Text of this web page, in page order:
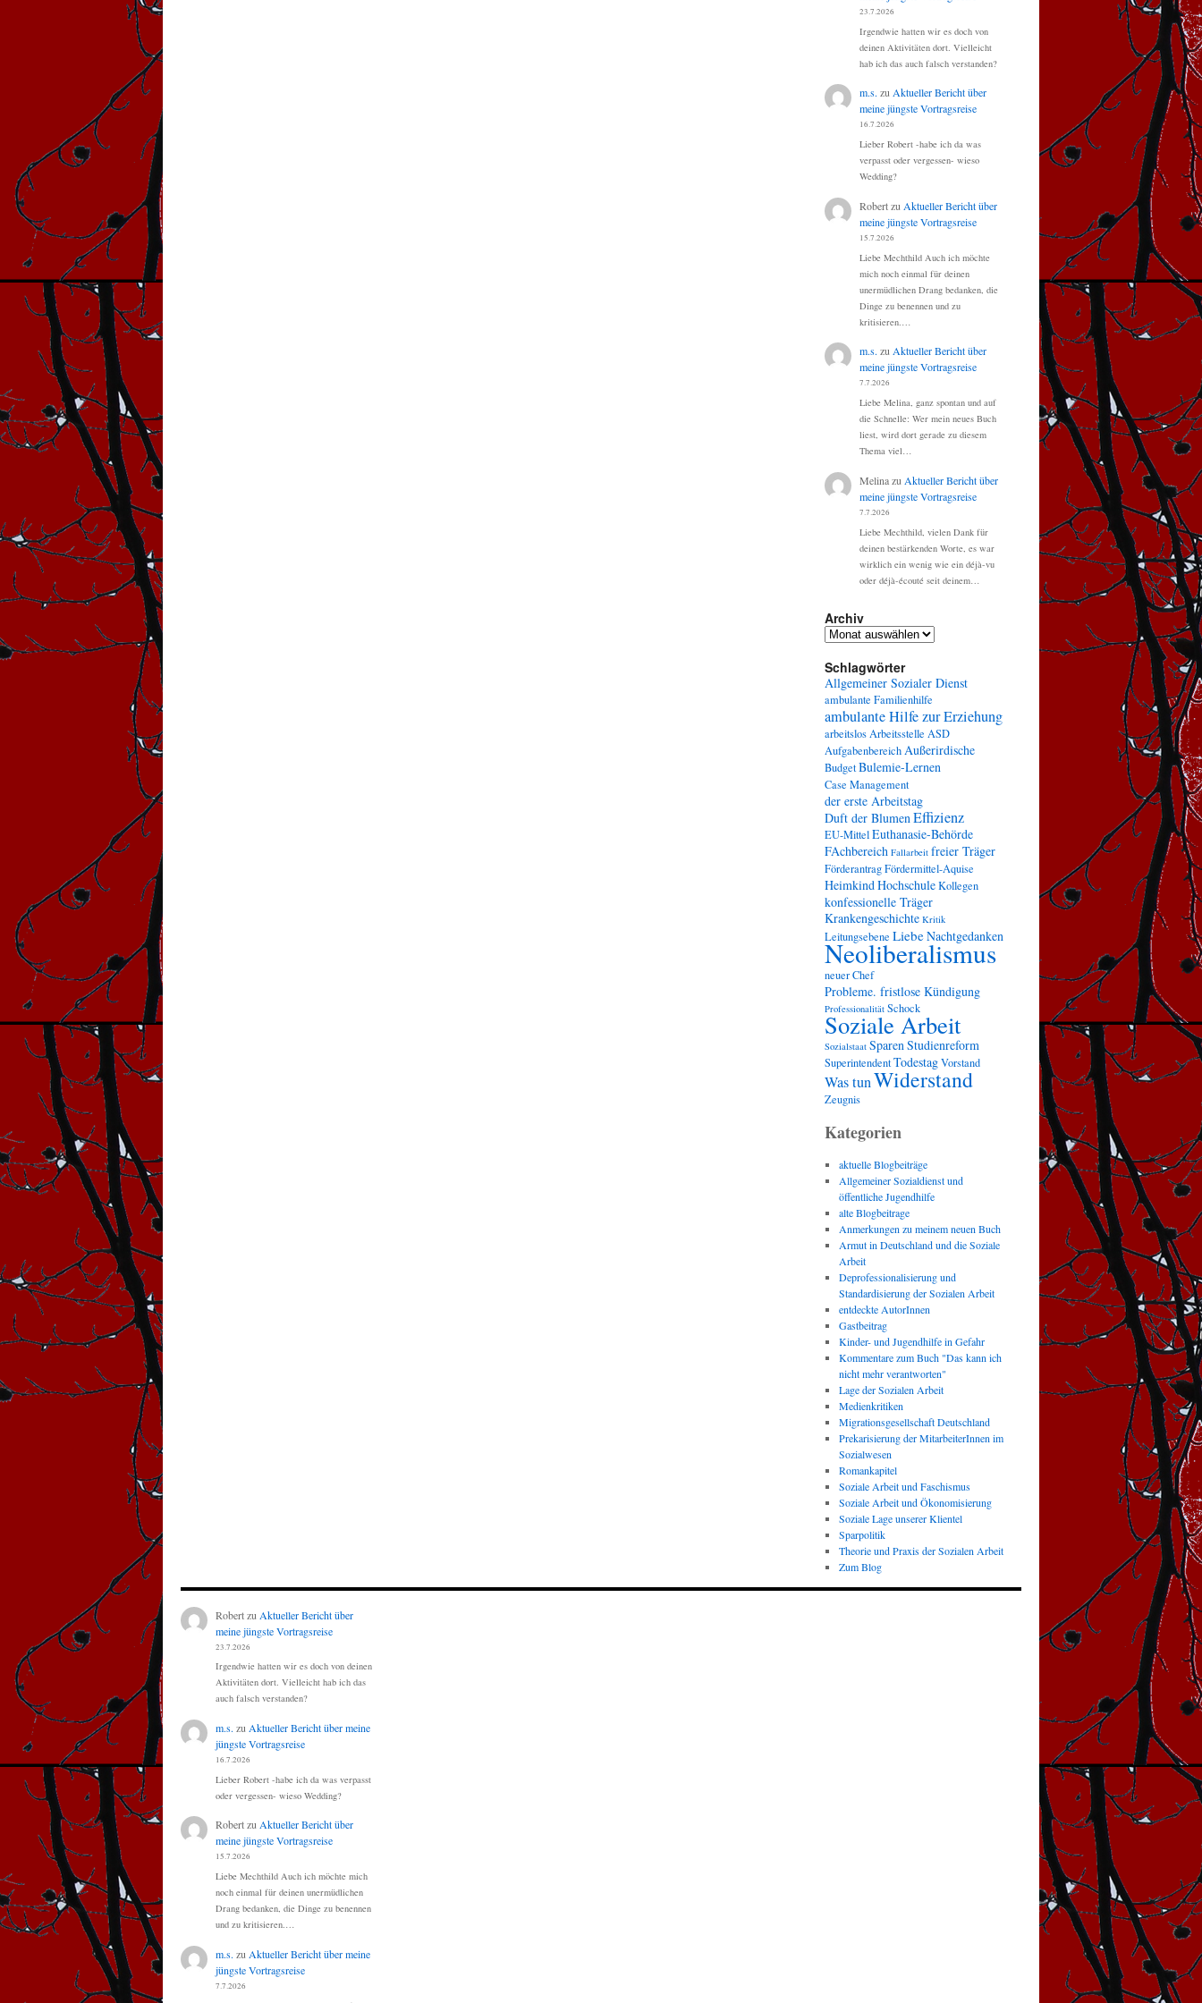
23.7.2026
Irgendwie hatten wir es doch von
deinen Aktivitäten dort. Vielleicht
hab ich das auch falsch verstanden?
m.s. zuAktueller Bericht über
meine jüngste Vortragsreise
16.7.2026
Lieber Robert -habe ich da was
verpasst oder vergessen- wieso
Wedding?
Robertzu Aktueller Bericht über
meine jüngste Vortragsreise
15.7.2026
Liebe Mechthild Auch ich möchte
mich noch einmal für deinen
unermüdlichen Drang bedanken, die
Dinge zu benennen und zu
kritisieren.…
m.s. zuAktueller Bericht über
meine jüngste Vortragsreise
7.7.2026
Liebe Melina, ganz spontan und auf
die Schnelle: Wer mein neues Buch
liest, wird dort gerade zu diesem
Thema viel…
Melinazu Aktueller Bericht über
meine jüngste Vortragsreise
7.7.2026
Liebe Mechthild, vielen Dank für
deinen bestärkenden Worte, es war
wirklich ein wenig wie ein déjà-vu
oder déjà-écouté seit deinem…
Archiv
Archiv
Schlagwörter
Allgemeiner Sozialer Dienst
ambulante Familienhilfe
ambulante Hilfe zur Erziehung
arbeitslosArbeitsstelle ASD
Aufgabenbereich Außerirdische
BudgetBulemie-Lernen
Case Management
der erste Arbeitstag
Duft der Blumen Effizienz
EU-MittelEuthanasie-Behörde
FAchbereich Fallarbeit freier Träger
FörderantragFördermittel-Aquise
Heimkind HochschuleKollegen
konfessionelle Träger
Krankengeschichte Kritik
Leitungsebene LiebeNachtgedanken
Neoliberalismus
neuer Chef
Probleme. fristlose Kündigung
Professionalität Schock
Soziale Arbeit
Sozialstaat Sparen Studienreform
SuperintendentTodestagVorstand
Was tunWiderstand
Zeugnis
Kategorien
aktuelle Blogbeiträge
Allgemeiner Sozialdienst und
öffentliche Jugendhilfe
alte Blogbeitrage
Anmerkungen zu meinem neuen Buch
Armut in Deutschland und die Soziale
Arbeit
Deprofessionalisierung und
Standardisierung der Sozialen Arbeit
entdeckte AutorInnen
Gastbeitrag
Kinder- und Jugendhilfe in Gefahr
Kommentare zum Buch "Das kann ich
nicht mehr verantworten"
Lage der Sozialen Arbeit
Medienkritiken
Migrationsgesellschaft Deutschland
Prekarisierung der MitarbeiterInnen im
Sozialwesen
Romankapitel
Soziale Arbeit und Faschismus
Soziale Arbeit und Ökonomisierung
Soziale Lage unserer Klientel
Sparpolitik
Theorie und Praxis der Sozialen Arbeit
Zum Blog
Robertzu Aktueller Bericht über
meine jüngste Vortragsreise
23.7.2026
Irgendwie hatten wir es doch von deinen
Aktivitäten dort. Vielleicht hab ich das
auch falsch verstanden?
m.s. zu Aktueller Bericht über meine
jüngste Vortragsreise
16.7.2026
Lieber Robert -habe ich da was verpasst
oder vergessen- wieso Wedding?
RobertzuAktueller Bericht über
meine jüngste Vortragsreise
15.7.2026
Liebe Mechthild Auch ich möchte mich
noch einmal für deinen unermüdlichen
Drang bedanken, die Dinge zu benennen
und zu kritisieren.…
m.s. zu Aktueller Bericht über meine
jüngste Vortragsreise
7.7.2026